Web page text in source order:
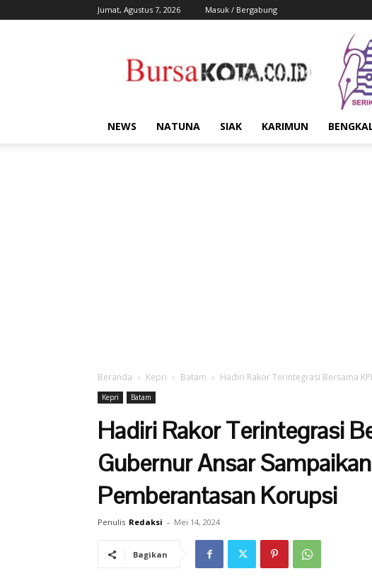
Jumat, Agustus 7, 2026 Masuk / Bergabung
Kota
NEWS NATUNA SIAK KARIMUN
Beranda Kepri Batam Hadiri Rakor Terintegrasi Bersama
Kepri Batam
Hadiri Rakor Terintegrasi
Gubernur Ansar
Pemberantasan Korupsi
Penulis Redaksi - Mei 14, 2024
Bagikan